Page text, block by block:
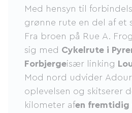
Med hensyn til
grønne rute en del af et
Fra broen på Rue A.
sig med Cykelrute i
Forbjergeisær linking
Mod nord udvider
oplevelsen og skitserer
kilometer afen fremtidig